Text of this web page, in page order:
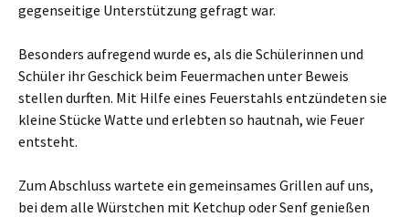
gegenseitige Unterstützung gefragt war.
Besonders aufregend wurde es, als die Schülerinnen und
Schüler ihr Geschick beim Feuermachen unter Beweis
stellen durften. Mit Hilfe eines Feuerstahls entzündeten sie
kleine Stücke Watte und erlebten so hautnah, wie Feuer
entsteht.
Zum Abschluss wartete ein gemeinsames Grillen auf uns,
bei dem alle Würstchen mit Ketchup oder Senf genießen